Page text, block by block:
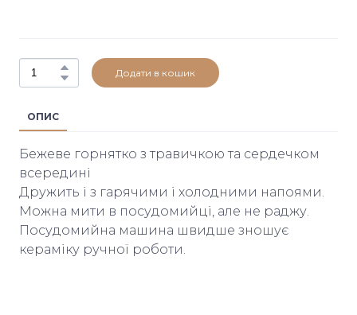
Додати в кошик
ОПИС
Бежеве горнятко з травичкою та сердечком
всередині
Дружить і з гарячими і холодними напоями.
Можна мити в посудомийці, але не раджу.
Посудомийна машина швидше зношує
кераміку ручної роботи.